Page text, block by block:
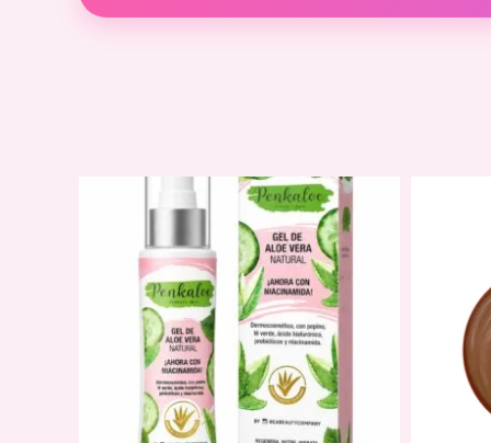
Precauciones:
Suspende su uso en caso de irritación
No se deje al alcance de los niños
Evita el contacto con la parte interna del